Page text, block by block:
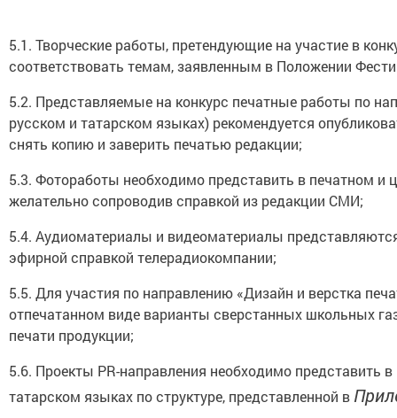
5.1. Творческие работы, претендующие на участие в
соответствовать темам, заявленным в Положении
5.2. Представляемые на конкурс печатные работы по
русском и татарском языках) рекомендуется
снять копию и заверить печатью редакции;
5.3. Фотоработы необходимо представить в печатном и
желательно сопроводив справкой из редакции СМИ;
5.4. Аудиоматериалы и видеоматериалы
эфирной справкой телерадиокомпании;
5.5. Для участия по направлению «Дизайн и верстка
отпечатанном виде варианты сверстанных школьных
печати продукции;
5.6. Проекты PR-направления необходимо представить
татарском языках по структуре, представленной в